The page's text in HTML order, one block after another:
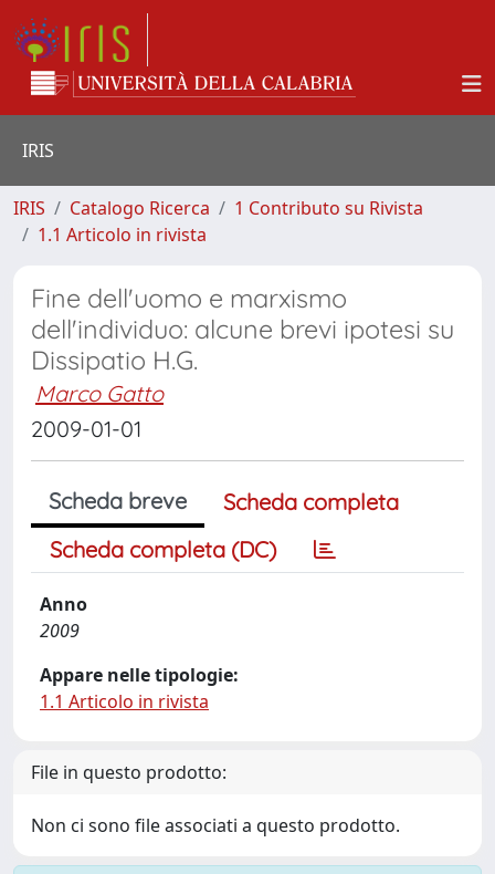
IRIS
IRIS Catalogo Ricerca
1 Contributo su Rivista
1.1 Articolo in rivista
Fine dell'uomo e marxismo
dell'individuo: alcune brevi ipotesi su
Dissipatio H.G.
Marco Gatto
2009-01-01
Scheda breve
Scheda completa
Scheda completa (DC)
Anno
2009
Appare nelle tipologie:
1.1 Articolo in rivista
File in questo prodotto:
Non ci sono file associati a questo prodotto.